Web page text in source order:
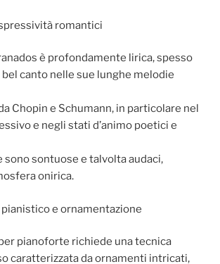
romantici
è profondamente lirica, spesso
bel canto nelle sue lunghe melodie
Chopin e Schumann, in particolare nel
e negli stati d’animo poetici e
sono sontuose e talvolta audaci,
onirica.
e ornamentazione
pianoforte richiede una tecnica
caratterizzata da ornamenti intricati,